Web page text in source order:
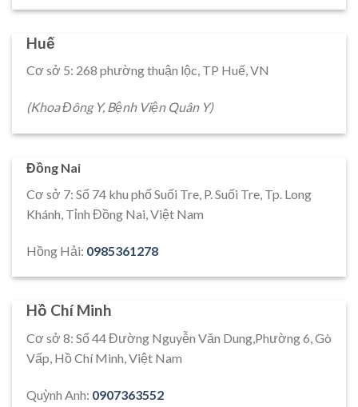
Huế
Cơ sở 5: 268 phường thuận lộc, TP Huế, VN
(Khoa Đông Y, Bệnh Viện Quân Y)
Đồng Nai
Cơ sở 7: Số 74 khu phố Suối Tre, P. Suối Tre, Tp. Long
Khánh, Tỉnh Đồng Nai, Việt Nam
Hồng Hải: 0985361278
Hồ Chí Minh
Cơ sở 8: Số 44 Đường Nguyễn Văn Dung,Phường 6, Gò
Vấp, Hồ Chí Minh, Việt Nam
Quỳnh Anh: 0907363552